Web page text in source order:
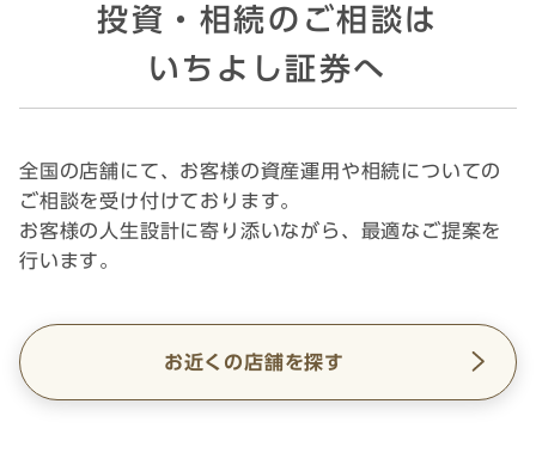
投資・相続のご相談は
いちよし証券へ
全国の店舗にて、お客様の資産運用や相続についての
ご相談を受け付けております。
お客様の人生設計に寄り添いながら、最適なご提案を
行います。
お近くの店舗を探す